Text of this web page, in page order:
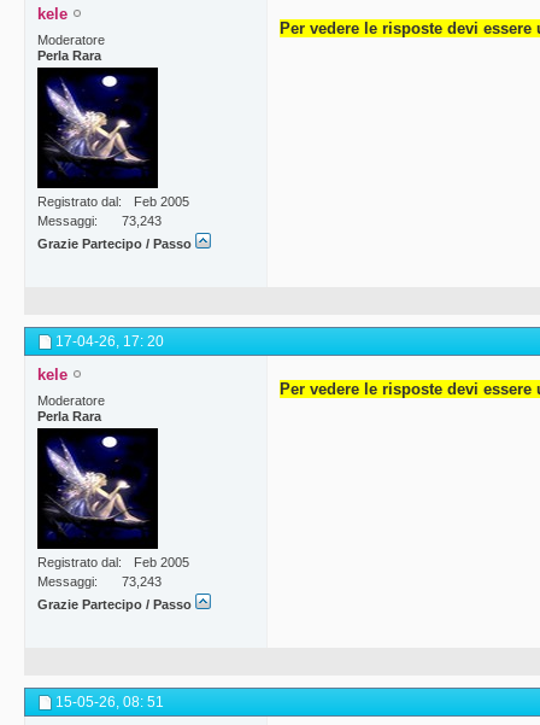
kele
Moderatore
Perla Rara
Registrato dal
Feb 2005
Messaggi
73,243
Grazie Partecipo / Passo
Per vedere le risposte devi essere
17-04-26, 17: 20
kele
Moderatore
Perla Rara
Registrato dal
Feb 2005
Messaggi
73,243
Grazie Partecipo / Passo
Per vedere le risposte devi
15-05-26, 08: 51